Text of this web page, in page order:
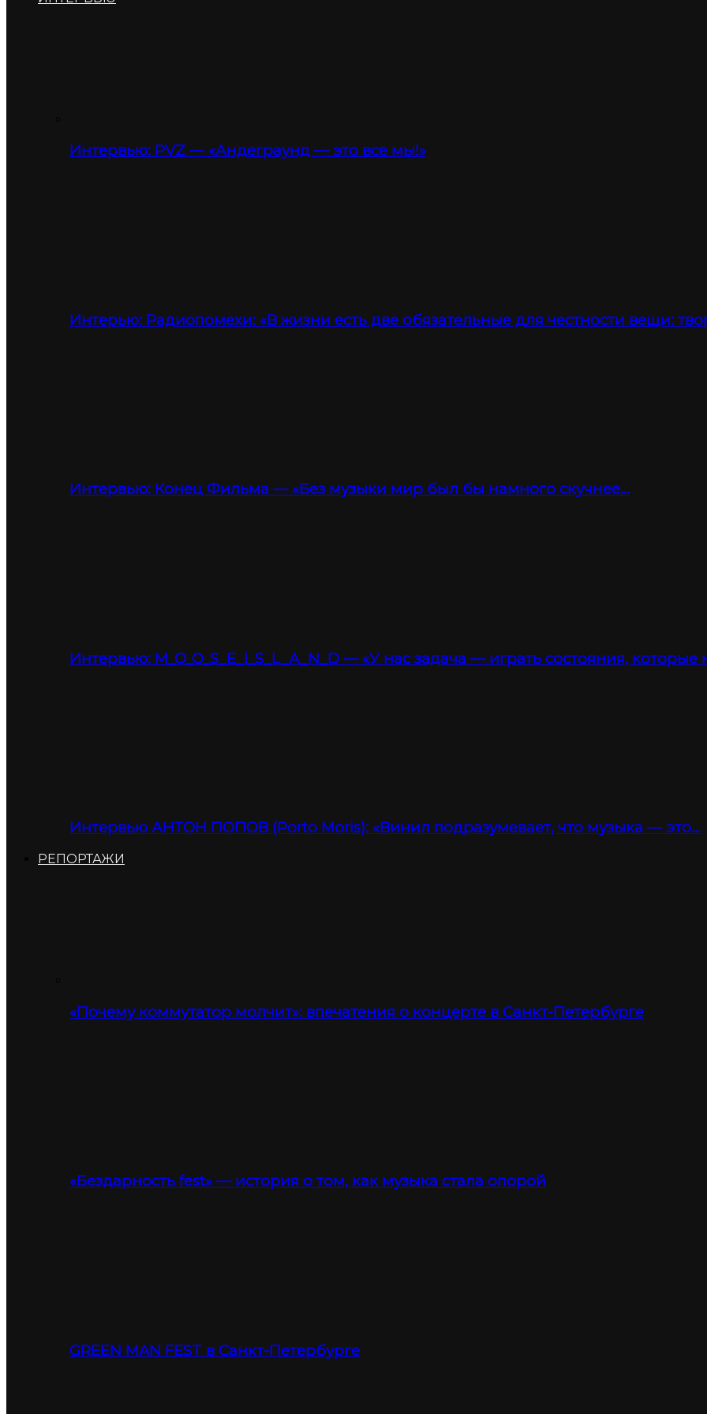
Интервью: PVZ — «Андеграунд — это все мы!»
Интерью: Радиопомехи: «В жизни есть две обязательные для честности вещи:
Интервью: Конец Фильма — «Без музыки мир был бы намного скучнее…
Интервью: M_O_O_S_E_I_S_L_A_N_D — «У нас задача — играть состояния, которые
Интервью АНТОН ПОПОВ (Porto Moris): «Винил подразумевает, что музыка — это…
РЕПОРТАЖИ
«Почему коммутатор молчит»: впечатения о концерте в Санкт-Петербурге
«Бездарность fest» — история о том, как музыка стала опорой
GREEN MAN FEST в Санкт-Петербурге